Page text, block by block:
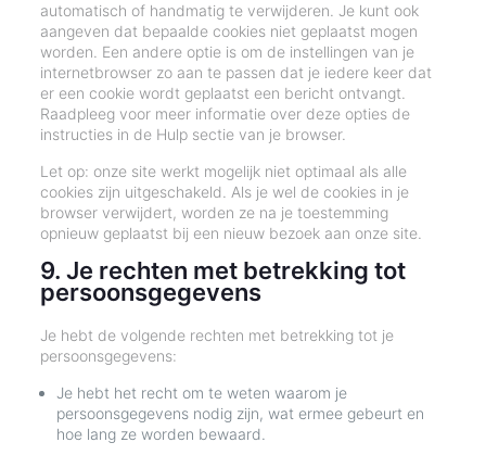
automatisch of handmatig te verwijderen. Je kunt ook
aangeven dat bepaalde cookies niet geplaatst mogen
worden. Een andere optie is om de instellingen van je
internetbrowser zo aan te passen dat je iedere keer dat
er een cookie wordt geplaatst een bericht ontvangt.
Raadpleeg voor meer informatie over deze opties de
instructies in de Hulp sectie van je browser.
Let op: onze site werkt mogelijk niet optimaal als alle
cookies zijn uitgeschakeld. Als je wel de cookies in je
browser verwijdert, worden ze na je toestemming
opnieuw geplaatst bij een nieuw bezoek aan onze site.
9. Je rechten met betrekking tot
persoonsgegevens
Je hebt de volgende rechten met betrekking tot je
persoonsgegevens:
Je hebt het recht om te weten waarom je
persoonsgegevens nodig zijn, wat ermee gebeurt en
hoe lang ze worden bewaard.